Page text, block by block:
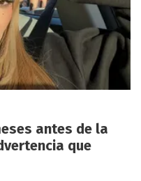
antes de la
que